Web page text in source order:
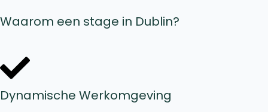
Waarom een stage in Dublin?
Dynamische Werkomgeving